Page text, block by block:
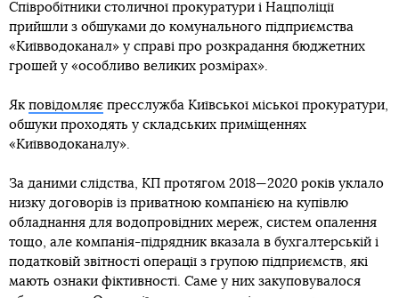
Співробітники столичної прокуратури і Нацполіції
прийшли з обшуками до комунального підприємства
«Київводоканал» у справі про розкрадання бюджетних
грошей у «особливо великих розмірах».
Як повідомляє пресслужба Київської міської прокуратури,
обшуки проходять у складських приміщеннях
«Київводоканалу».
За даними слідства, КП протягом 2018—2020 років уклало
низку договорів із приватною компанією на купівлю
обладнання для водопровідних мереж, систем опалення
тощо, але компанія-підрядник вказала в бухгалтерській і
податковій звітності операції з групою підприємств, які
мають ознаки фіктивності. Саме у них закуповувалося